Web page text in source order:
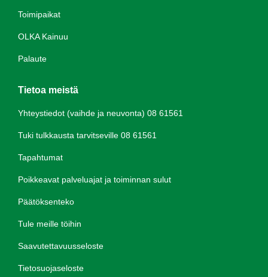
Toimipaikat
OLKA Kainuu
Palaute
Tietoa meistä
Yhteystiedot (vaihde ja neuvonta) 08 61561
Tuki tulkkausta tarvitseville 08 61561
Tapahtumat
Poikkeavat palveluajat ja toiminnan sulut
Päätöksenteko
Tule meille töihin
Saavutettavuusseloste
Tietosuojaseloste